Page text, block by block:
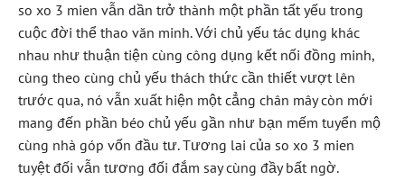
so xo 3 mien vẫn dần trở thành một phần tất yếu trong
cuộc đời thể thao văn minh. Với chủ yếu tác dụng khác
nhau như thuận tiện cùng công dụng kết nối đồng minh,
cùng theo cùng chủ yếu thách thức cần thiết vượt lên
trước qua, nó vẫn xuất hiện một cẳng chân mây còn mới
mang đến phần béo chủ yếu gần như bạn mếm tuyển mộ
cùng nhà góp vốn đầu tư. Tương lai của so xo 3 mien
tuyệt đối vẫn tương đối đắm say cùng đầy bất ngờ.